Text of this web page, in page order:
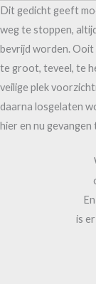
Dit gedicht geeft
weg te stoppen,
bevrijd worden.
te groot, teveel, te
veilige plek
daarna losgelaten
hier en nu gevangen
is